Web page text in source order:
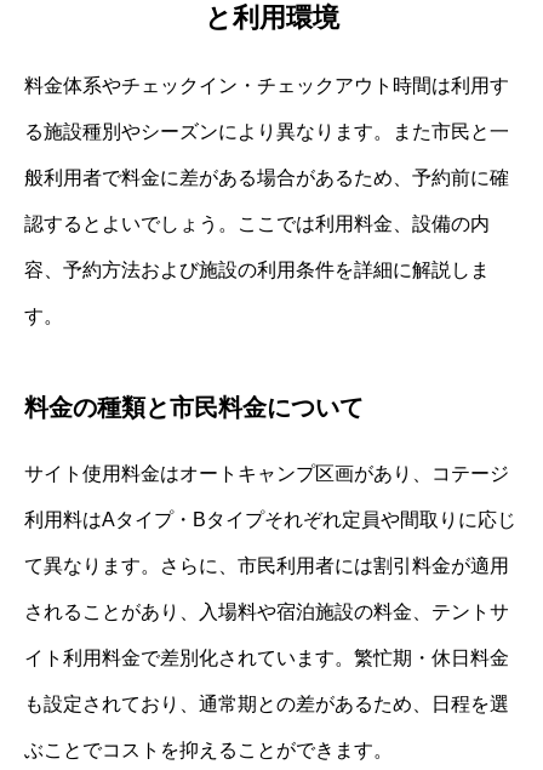
と利用環境
料金体系やチェックイン・チェックアウト時間は利用す
る施設種別やシーズンにより異なります。また市民と一
般利用者で料金に差がある場合があるため、予約前に確
認するとよいでしょう。ここでは利用料金、設備の内
容、予約方法および施設の利用条件を詳細に解説しま
す。
料金の種類と市民料金について
サイト使用料金はオートキャンプ区画があり、コテージ
利用料はAタイプ・Bタイプそれぞれ定員や間取りに応じ
て異なります。さらに、市民利用者には割引料金が適用
されることがあり、入場料や宿泊施設の料金、テントサ
イト利用料金で差別化されています。繁忙期・休日料金
も設定されており、通常期との差があるため、日程を選
ぶことでコストを抑えることができます。